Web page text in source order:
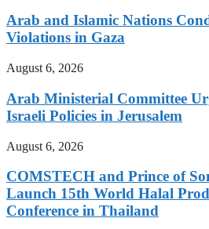
Arab and Islamic Nations
Violations in Gaza
August 6, 2026
Arab Ministerial Committee
Israeli Policies in Jerusalem
August 6, 2026
COMSTECH and Prince of
Launch 15th World Halal
Conference in Thailand